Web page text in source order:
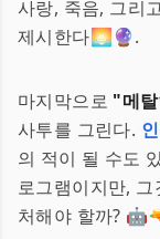
사랑, 죽음, 그리
제시한다🌅🔮.
마지막으로 "메
사투를 그린다.
의 적이 될 수도
로그램이지만,
처해야 할까?